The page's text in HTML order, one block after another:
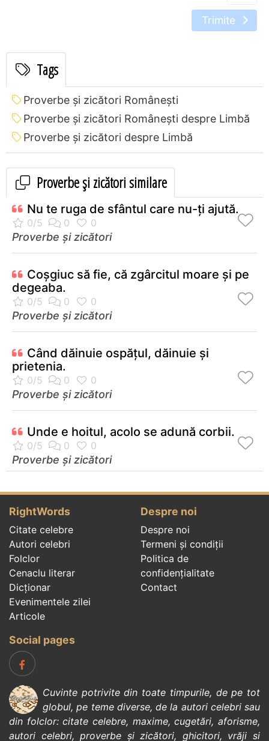
Trimite
Tags
Proverbe și zicători Româneşti
Proverbe și zicători Româneşti despre Limbă
Proverbe și zicători despre Limbă
Proverbe și zicători similare
Nu te ruga de sfântul care nu-ţi ajută.
Proverbe și zicători
Coşgiuc să fie, că zgârcitul moare şi pe
degeaba.
Proverbe și zicători
Când dăinuie ospăţul, dăinuie şi
prietenia.
Proverbe și zicători
Unde e hoitul, acolo se adună corbii.
Proverbe și zicători
RightWords
Citate celebre
Autori celebri
Folclor
Cenaclu literar
Dicționar
Evenimentele zilei
Articole
Despre noi
Despre noi
Termeni și condiții
Politica de
confidenţialitate
Contact
Social pages
Cuvinte potrivite din toate timpurile, de pe tot
globul, pe teme diverse, de la autori celebrisau
din folclor:citate celebre, maxime,cugetări,aforisme,
autori celebri,proverbe și zicători, ghicitori, vrăji si